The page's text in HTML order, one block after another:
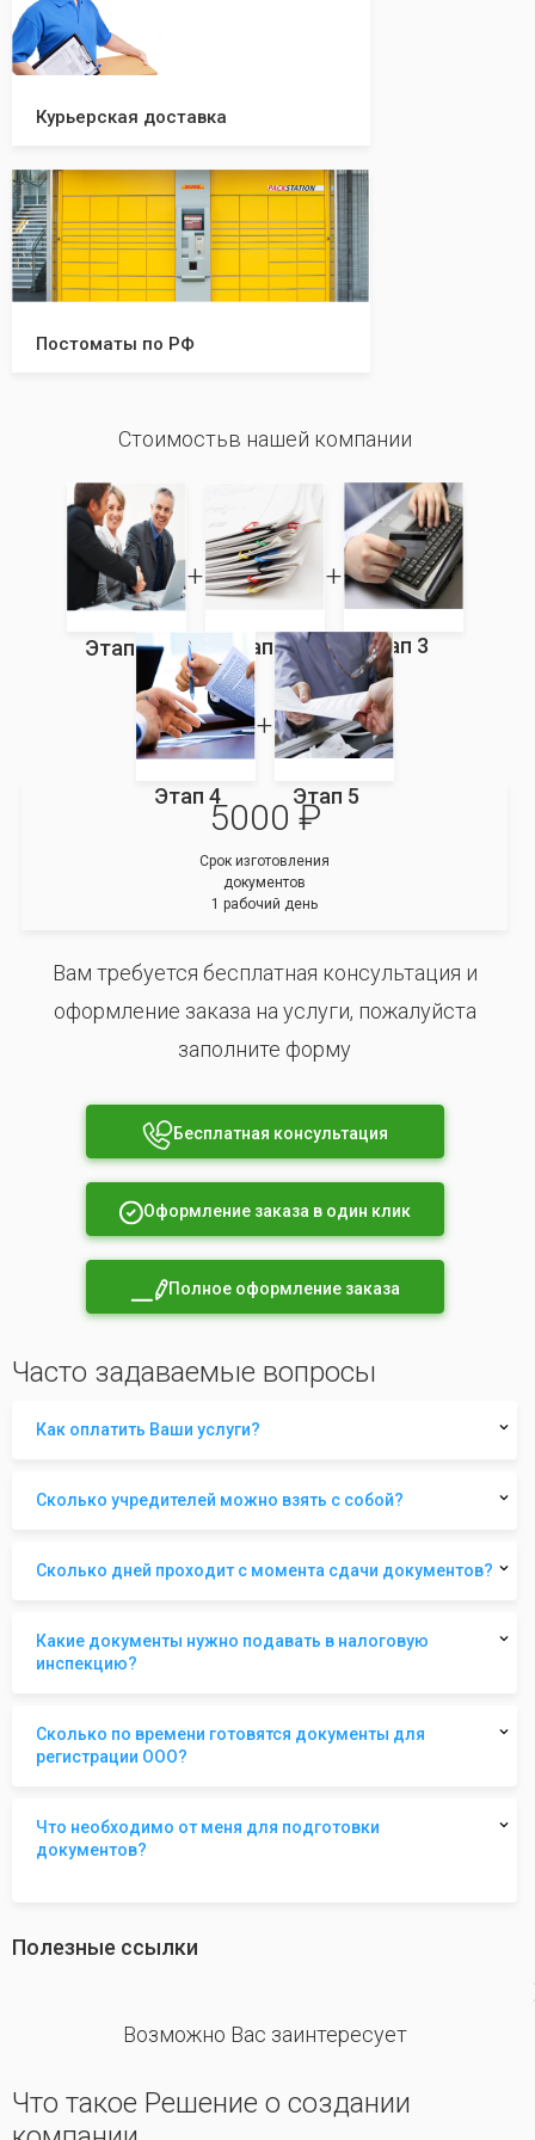
Курьерская доставка
Постоматы по РФ
Стоимостьв нашей компании
Этап 1 Этап 2 Этап 3
Этап 4 Этап 5
5000 ₽
Срок изготовления
документов
1 рабочий день
Вам требуется бесплатная консультация и
оформление заказа на услуги, пожалуйста
заполните форму
Бесплатная консультация
Оформление заказа в один клик
Полное оформление заказа
Часто задаваемые вопросы
Как оплатить Ваши услуги?
Сколько учредителей можно взять с собой?
Сколько дней проходит с момента сдачи документов?
Какие документы нужно подавать в налоговую
инспекцию?
Сколько по времени готовятся документы для
регистрации ООО?
Что необходимо от меня для подготовки
документов?
Полезные ссылки
Возможно Вас заинтересует
Что такое Решение о создании